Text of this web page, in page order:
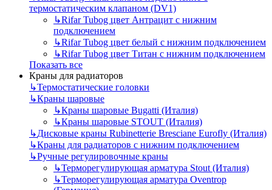
термостатическим клапаном (DV1)
↳Rifar Tubog цвет Антрацит с нижним
подключением
↳Rifar Tubog цвет белый с нижним подключением
↳Rifar Tubog цвет Титан с нижним подключением
Показать все
Краны для радиаторов
↳Термостатические головки
↳Краны шаровые
↳Краны шаровые Bugatti (Италия)
↳Краны шаровые STOUT (Италия)
↳Дисковые краны Rubinetterie Bresciane Eurofly (Италия)
↳Краны для радиаторов с нижним подключением
↳Ручные регулировочные краны
↳Терморегулирующая арматура Stout (Италия)
↳Терморегулирующая арматура Oventrop